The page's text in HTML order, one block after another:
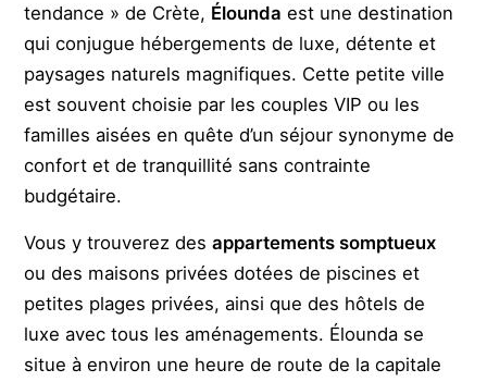
tendance » de Crète, Élounda est une destination
qui conjugue hébergements de luxe, détente et
paysages naturels magnifiques. Cette petite ville
est souvent choisie par les couples VIP ou les
familles aisées en quête d’un séjour synonyme de
confort et de tranquillité sans contrainte
budgétaire.
Vous y trouverez desappartements somptueux
ou des maisons privées dotées de piscines et
petites plages privées, ainsi que des hôtels de
luxe avec tous les aménagements. Élounda se
situe à environ une heure de route de la capitale